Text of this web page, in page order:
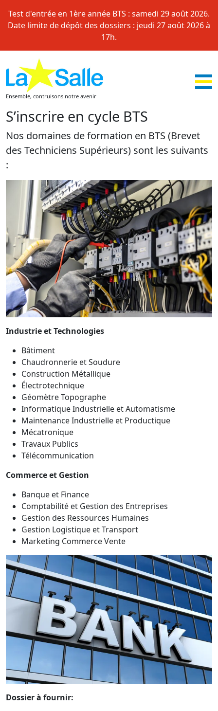
content
Test d'entrée en 1ère année BTS : samedi 29 août 2026.
Date limite de dépôt des dossiers : jeudi 27 août 2026 à
17h.
Ensemble, contruisons notre avenir
S’inscrire en cycle BTS
Nos domaines de formation en BTS (Brevet
des Techniciens Supérieurs) sont les suivants
:
Industrie et Technologies
Bâtiment
Chaudronnerie et Soudure
Construction Métallique
Électrotechnique
Géomètre Topographe
Informatique Industrielle et Automatisme
Maintenance Industrielle et Productique
Mécatronique
Travaux Publics
Télécommunication
Commerce et Gestion
Banque et Finance
Comptabilité et Gestion des Entreprises
Gestion des Ressources Humaines
Gestion Logistique et Transport
Marketing Commerce Vente
Dossier à fournir: